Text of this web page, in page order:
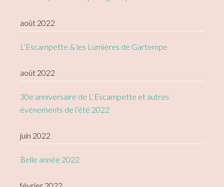
août 2022
L’Escampette & les Lumières de Gartempe
août 2022
30e anniversaire de L’Escampette et autres
événements de l’été 2022
juin 2022
Belle année 2022